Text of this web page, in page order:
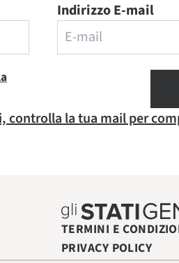
Indirizzo E-mail
controlla la tua mail per
TERMINI E
PRIVACY POLICY